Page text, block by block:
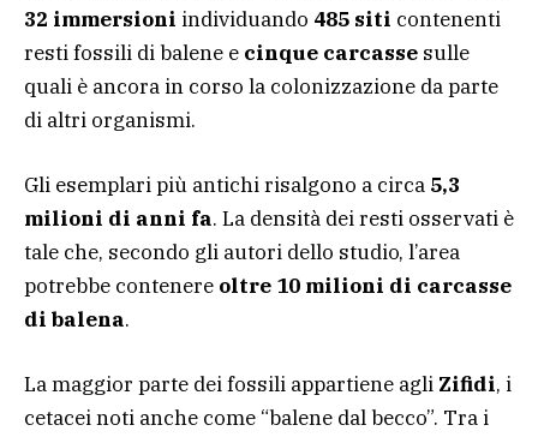
32 immersioni individuando 485 siti contenenti
resti fossili di balene e cinque carcasse sulle
quali è ancora in corso la colonizzazione da parte
di altri organismi.
Gli esemplari più antichi risalgono a circa 5,3
milioni di anni fa. La densità dei resti osservati è
tale che, secondo gli autori dello studio, l’area
potrebbe contenere oltre 10 milioni di carcasse
di balena.
La maggior parte dei fossili appartiene agli Zifidi, i
cetacei noti anche come “balene dal becco”. Tra i